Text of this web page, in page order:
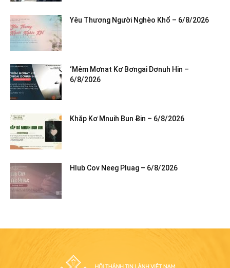
Yêu Thương Người Nghèo Khổ – 6/8/2026
‘Mêm Mơnat Kơ Bơngai Dơnuh Hin –
6/8/2026
Khăp Kơ Mnuih Bun Ƀin – 6/8/2026
Hlub Cov Neeg Pluag – 6/8/2026